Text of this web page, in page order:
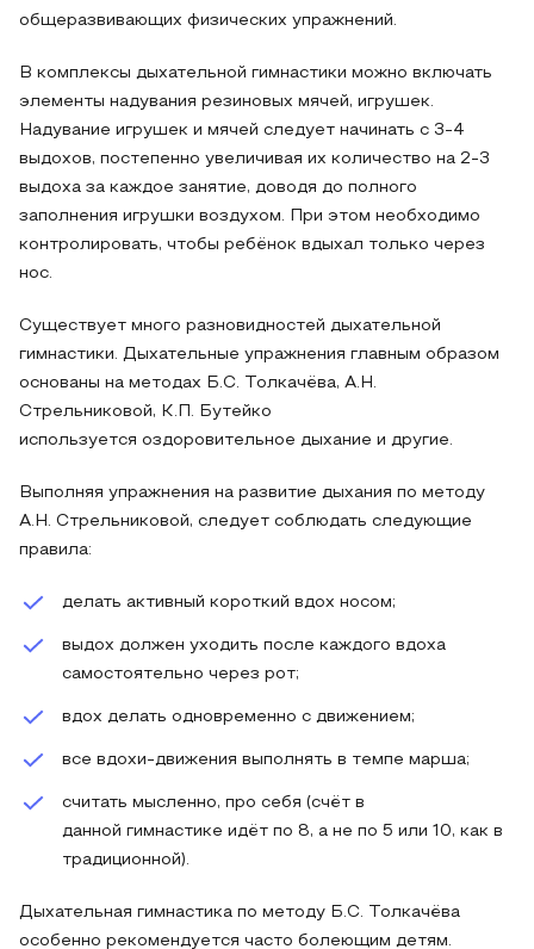
общеразвивающих физических упражнений.
В комплексы дыхательной гимнастики можно включать
элементы надувания резиновых мячей, игрушек.
Надувание игрушек и мячей следует начинать с 3-4
выдохов, постепенно увеличивая их количество на 2-3
выдоха за каждое занятие, доводя до полного
заполнения игрушки воздухом. При этом необходимо
контролировать, чтобы ребёнок вдыхал только через
нос.
Существует много разновидностей дыхательной
гимнастики. Дыхательные упражнения главным образом
основаны на методах Б.С. Толкачёва, А.Н.
Стрельниковой, К.П. Бутейко
используется оздоровительное дыхание и другие.
Выполняя упражнения на развитие дыхания по методу
А.Н. Стрельниковой, следует соблюдать следующие
правила:
делать активный короткий вдох носом;
выдох должен уходить после каждого вдоха
самостоятельно через рот;
вдох делать одновременно с движением;
все вдохи-движения выполнять в темпе марша;
считать мысленно, про себя (счёт в
данной гимнастике идёт по 8, а не по 5 или 10, как в
традиционной).
Дыхательная гимнастика по методу Б.С. Толкачёва
особенно рекомендуется часто болеющим детям.